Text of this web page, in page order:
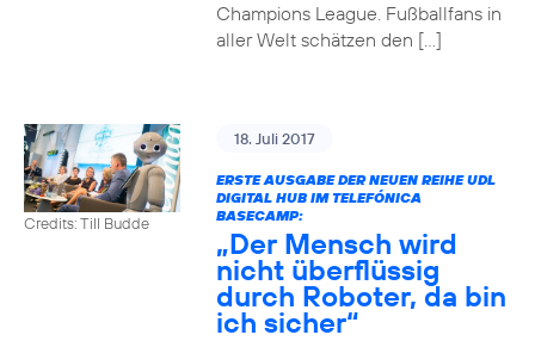
Champions League. Fußballfans in
aller Welt schätzen den […]
Credits: Till Budde
18. Juli 2017
ERSTE AUSGABE DER NEUEN REIHE UDL
DIGITAL HUB IM TELEFÓNICA
BASECAMP:
„Der Mensch wird
nicht überflüssig
durch Roboter, da bin
ich sicher“